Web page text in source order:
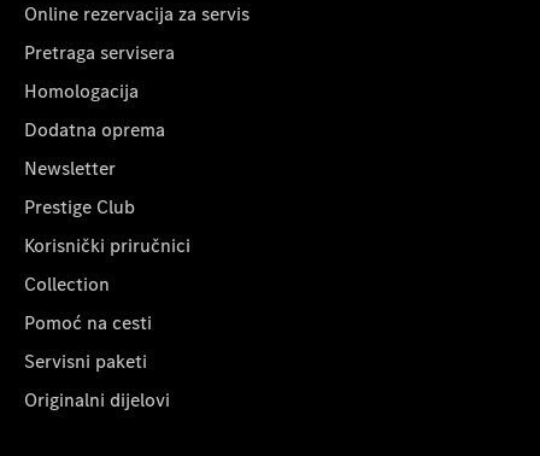
Online rezervacija za servis
Pretraga servisera
Homologacija
Dodatna oprema
Newsletter
Prestige Club
Korisnički priručnici
Collection
Pomoć na cesti
Servisni paketi
Originalni dijelovi